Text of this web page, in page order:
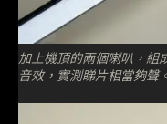
加上機頂的兩個喇叭，
音效，實測睇片相當夠聲